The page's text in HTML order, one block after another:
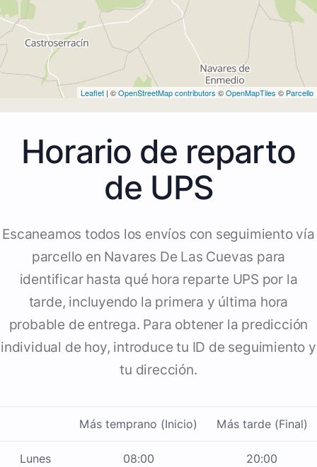
Leaflet | ©OpenStreetMap contributors ©OpenMapTiles © Parcello
Horario de reparto
de UPS
Escaneamos todos los envíos con seguimiento vía
parcello en Navares De Las Cuevas para
identificar hasta qué hora reparte UPS por la
tarde, incluyendo la primera y última hora
probable de entrega. Para obtener la predicción
individual de hoy, introduce tu ID de seguimiento y
tu dirección.
Más temprano (Inicio) Más tarde (Final)
Lunes 08:00 20:00